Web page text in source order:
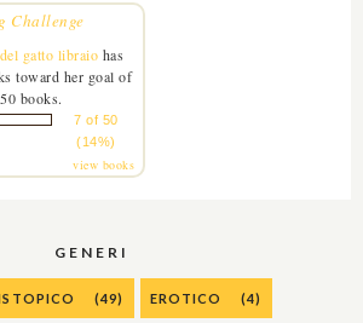
Challenge
gatto libraio has
toward her goal of
50 books.
7 of 50
(14%)
view books
GENERI
(49) EROTICO (4)